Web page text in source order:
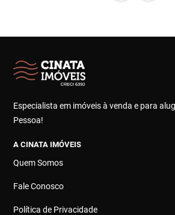
Especialista em imóveis à venda e para
Pessoa!
A CINATA IMÓVEIS
Quem Somos
Fale Conosco
Política de Privacidade